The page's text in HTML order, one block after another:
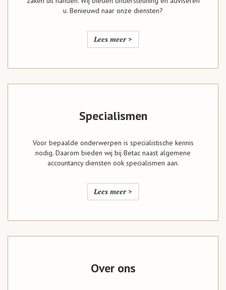
u. Benieuwd naar onze diensten?
Lees meer >
Specialismen
Voor bepaalde onderwerpen is specialistische kennis
nodig. Daarom bieden wij bij Betac naast algemene
accountancy diensten ook specialismen aan.
Lees meer >
Over ons